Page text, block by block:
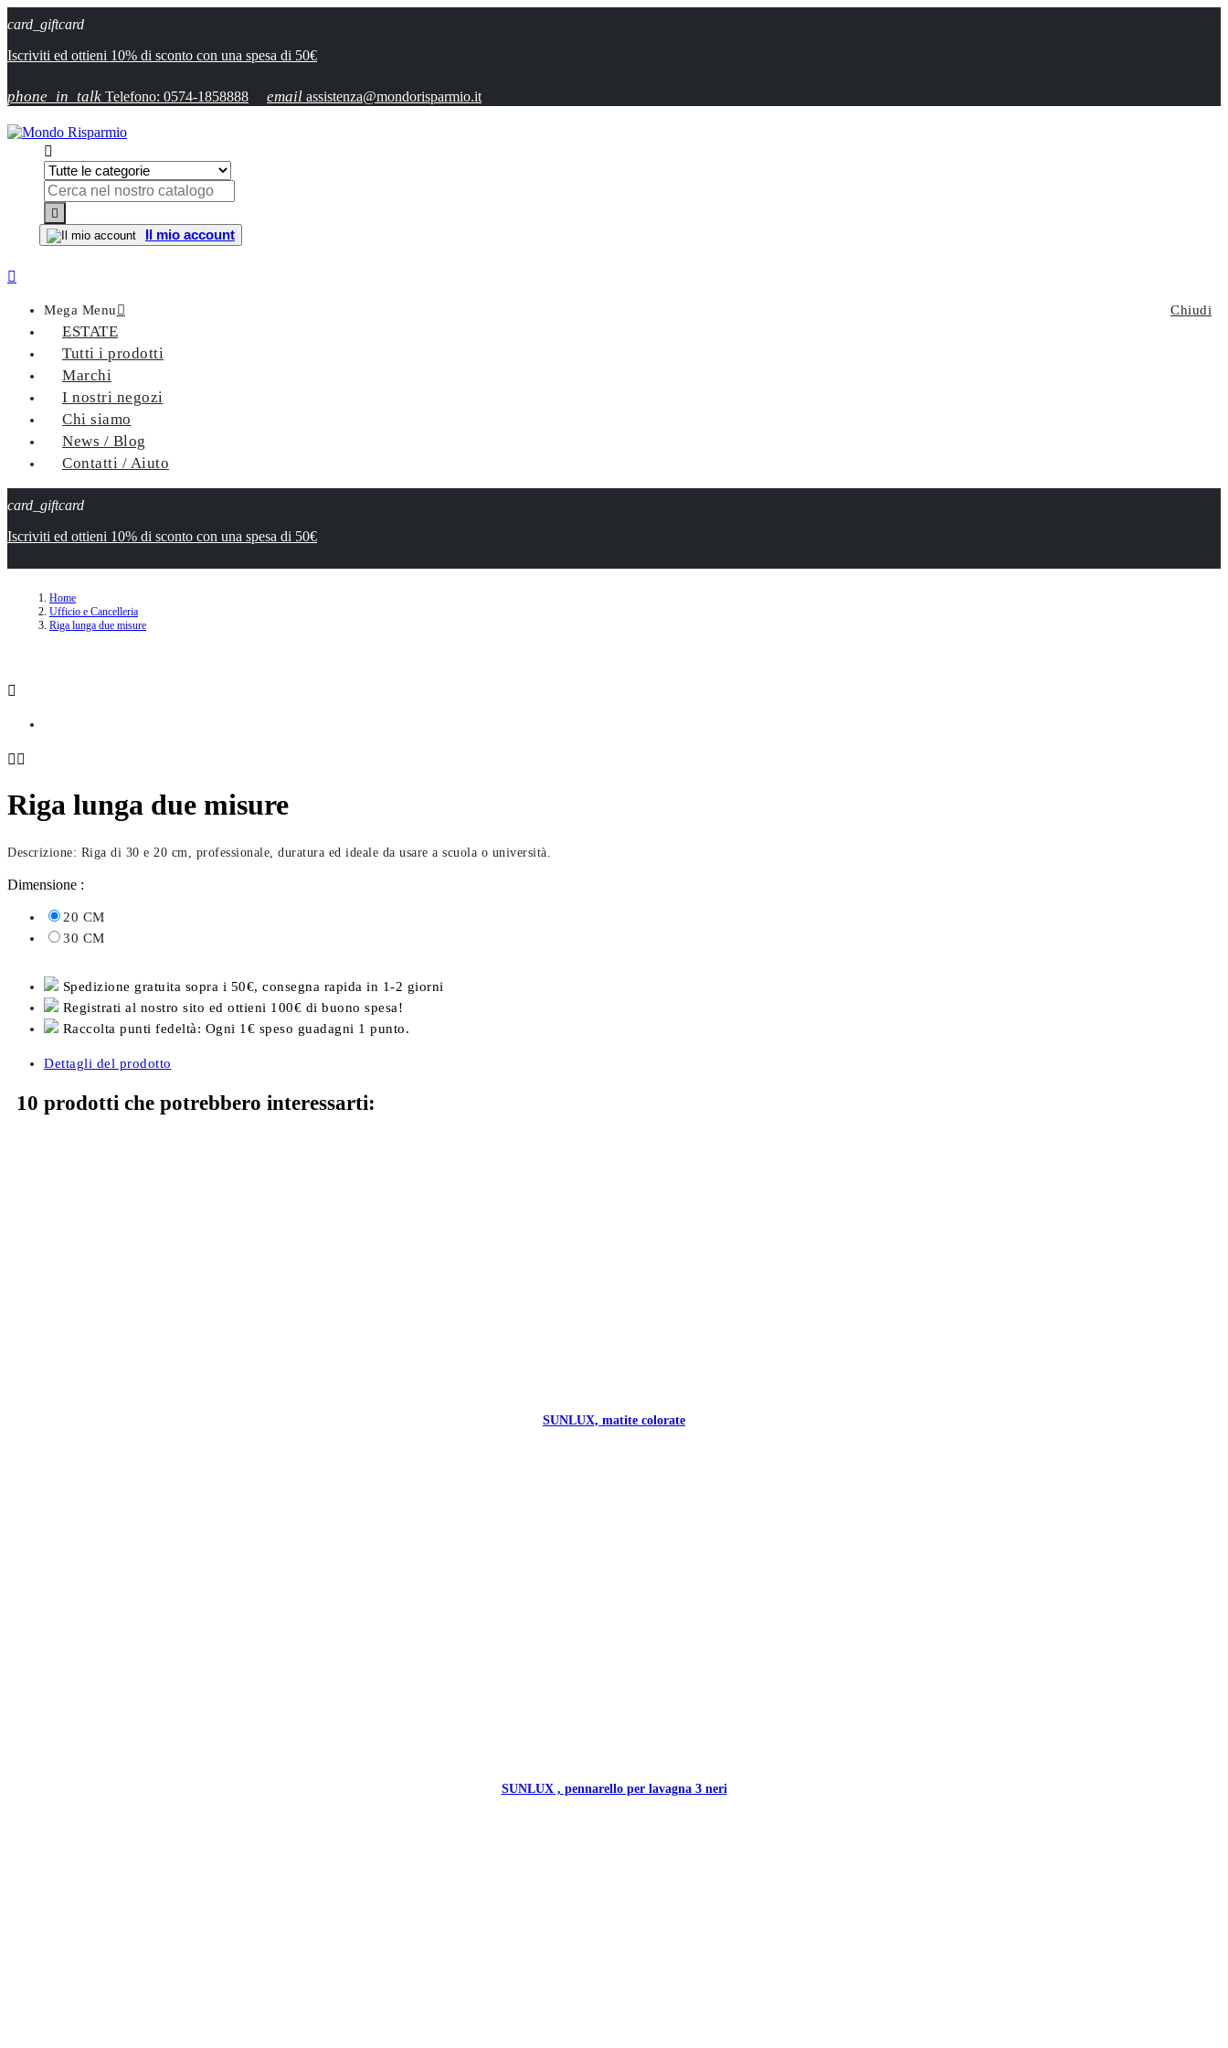
card_giftcard
Iscriviti ed ottieni 10% di sconto con una spesa di 50€
phone_in_talk Telefono: 0574-1858888 email assistenza@mondorisparmio.it


Il mio account

Chiudi
Mega Menu 
ESTATE
Tutti i prodotti
Marchi
I nostri negozi
Chi siamo
News / Blog
Contatti / Aiuto
card_giftcard
Iscriviti ed ottieni 10% di sconto con una spesa di 50€
Home
Ufficio e Cancelleria
Riga lunga due misure

 
Riga lunga due misure
Descrizione: Riga di 30 e 20 cm, professionale, duratura ed ideale da usare a scuola o università.
Dimensione :
20 CM
30 CM
Spedizione gratuita sopra i 50€, consegna rapida in 1-2 giorni
Registrati al nostro sito ed ottieni 100€ di buono spesa!
Raccolta punti fedeltà: Ogni 1€ speso guadagni 1 punto.
Dettagli del prodotto
10 prodotti che potrebbero interessarti:
SUNLUX, matite colorate
SUNLUX , pennarello per lavagna 3 neri